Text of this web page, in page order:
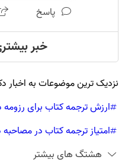
پاسخ
خبر
نزدیک ترین موضوعات به اخبار
ارزش ترجمه کتاب برای رزومه
امتیاز ترجمه کتاب در
امتیاز چاپ کتاب در مصاحبه
هشتگ های بیشتر